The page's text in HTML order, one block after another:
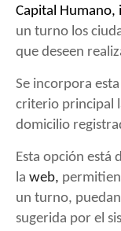
Capital Humano,
un turno los
que deseen
Se incorpora
criterio principal
domicilio
Esta opción está
la web,
un turno,
sugerida por el